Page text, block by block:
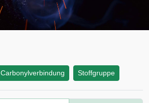
Carbonylverbindung Stoffgruppe